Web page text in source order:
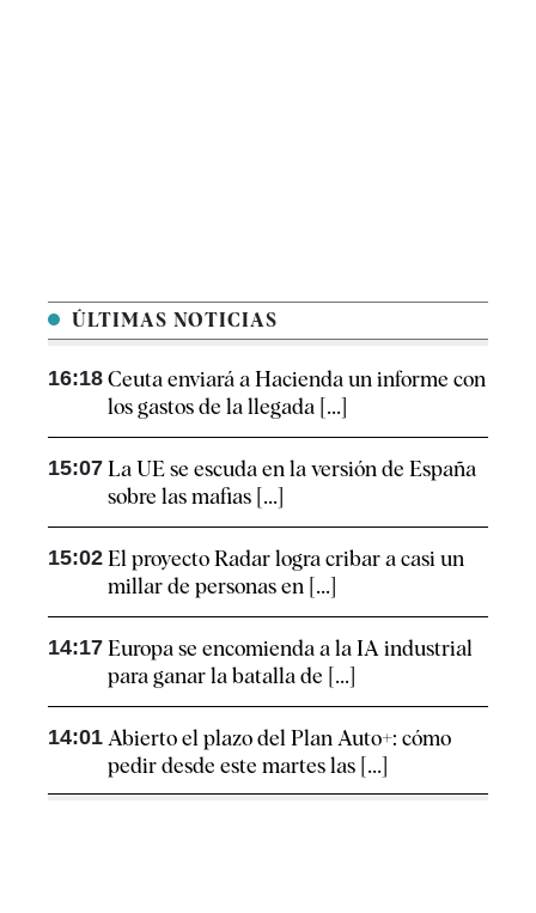
ÚLTIMAS NOTICIAS
16:18 Ceuta enviará a Hacienda un informe con
los gastos de la llegada [...]
15:07 La UE se escuda en la versión de España
sobre las mafias [...]
15:02 El proyecto Radar logra cribar a casi un
millar de personas en [...]
14:17 Europa se encomienda a la IA industrial
para ganar la batalla de [...]
14:01 Abierto el plazo del Plan Auto+: cómo
pedir desde este martes las [...]